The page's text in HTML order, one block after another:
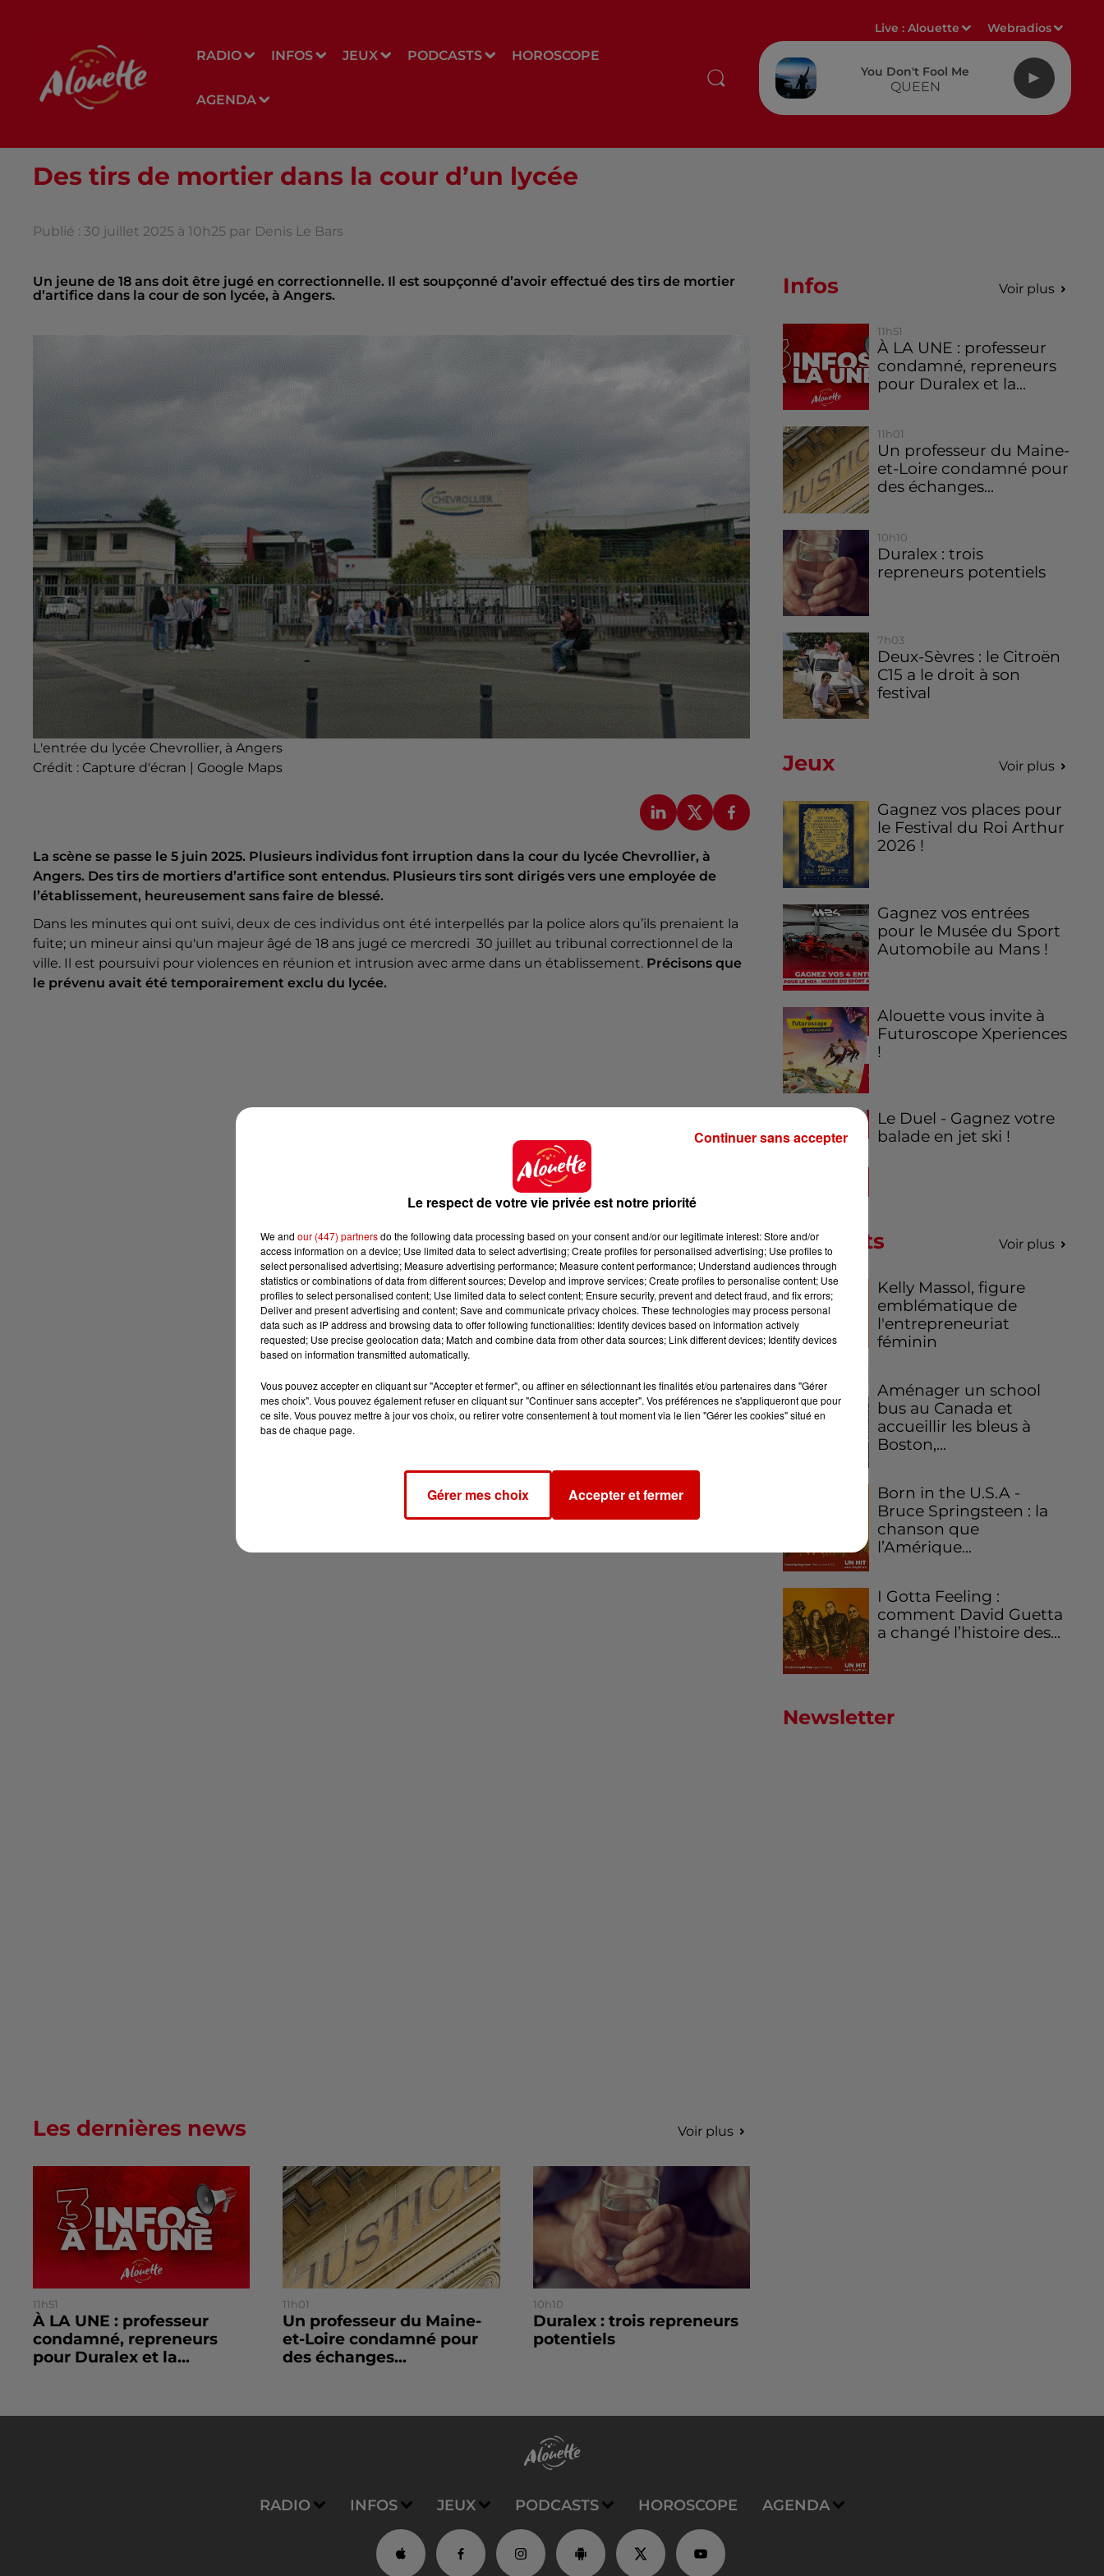
RADIO INFOS JEUX PODCASTS HOROSCOPE
AGENDA
Live :Alouette Webradios
You Don't Fool Me
QUEEN
Des tirs de mortier dans la cour d’un lycée
Publié : 30 juillet 2025 à 10h25 par Denis Le Bars
Un jeune de 18 ans doit être jugé en correctionnelle. Il est soupçonné d’avoir effectué des tirs de mortier
d’artifice dans la cour de son lycée, à Angers.
L'entrée du lycée Chevrollier, à Angers
Crédit : Capture d'écran | Google Maps
La scène se passe le 5 juin 2025. Plusieurs individus font irruption dans la cour du lycée Chevrollier, à
Angers. Des tirs de mortiers d’artifice sont entendus. Plusieurs tirs sont dirigés vers une employée de
l’établissement, heureusement sans faire de blessé.
Dans les minutes qui ont suivi, deux de ces individus ont été interpellés par la police alors qu’ils prenaient la
fuite; un mineur ainsi qu'un majeur âgé de 18 ans jugé ce mercredi 30 juillet au tribunal correctionnel de la
ville. Il est poursuivi pour violences en réunion et intrusion avec arme dans un établissement. Précisons que
le prévenu avait été temporairement exclu du lycée.
Infos Voir plus
11h51
À LA UNE : professeur
condamné, repreneurs
pour Duralex et la...
11h01
Un professeur du Maine-
et-Loire condamné pour
des échanges...
10h10
Duralex : trois
repreneurs potentiels
7h03
Deux-Sèvres : le Citroën
C15 a le droit à son
festival
Jeux Voir plus
Gagnez vos places pour
le Festival du Roi Arthur
2026 !
Gagnez vos entrées
pour le Musée du Sport
Automobile au Mans !
Alouette vous invite à
Futuroscope Xperiences
!
Le Duel - Gagnez votre
balade en jet ski !
Podcasts Voir plus
Kelly Massol, figure
emblématique de
l'entrepreneuriat
féminin
Aménager un school
bus au Canada et
accueillir les bleus à
Boston,...
Born in the U.S.A -
Bruce Springsteen : la
chanson que
l’Amérique...
I Gotta Feeling :
comment David Guetta
a changé l’histoire des...
Newsletter
Les dernières news Voir plus
11h51
À LA UNE : professeur
condamné, repreneurs
pour Duralex et la...
11h01
Un professeur du Maine-
et-Loire condamné pour
des échanges...
10h10
Duralex : trois repreneurs
potentiels
RADIO INFOS JEUX PODCASTS HOROSCOPE AGENDA
Le respect de votre vie privée est notre priorité
We and our (447) partnersdo the following data processing based on your consent and/or our legitimate interest: Store and/or
access information on a device; Use limited data to select advertising; Create profiles for personalised advertising; Use profiles to
select personalised advertising; Measure advertising performance; Measure content performance; Understand audiences through
statistics or combinations of data from different sources; Develop and improve services; Create profiles to personalise content; Use
profiles to select personalised content; Use limited data to select content; Ensure security, prevent and detect fraud, and fix errors;
Deliver and present advertising and content; Save and communicate privacy choices. These technologies may process personal
data such as IP address and browsing data to offer following functionalities: Identify devices based on information actively
requested; Use precise geolocation data; Match and combine data from other data sources; Link different devices; Identify devices
based on information transmitted automatically.
Vous pouvez accepter en cliquant sur "Accepter et fermer", ou affiner en sélectionnant les finalités et/ou partenaires dans "Gérer
mes choix". Vous pouvez également refuser en cliquant sur "Continuer sans accepter". Vos préférences ne s'appliqueront que pour
ce site. Vous pouvez mettre à jour vos choix, ou retirer votre consentement à tout moment via le lien "Gérer les cookies" situé en
bas de chaque page.
Gérer mes choix Accepter et fermer
Continuer sans accepter